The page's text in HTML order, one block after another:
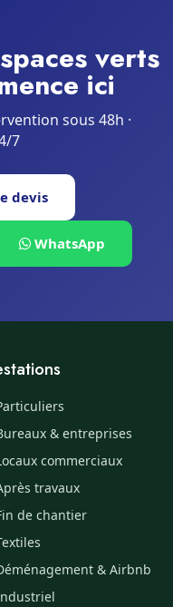
verts
ici
sous 48h ·
7
devis
WhatsApp
& entreprises
commerciaux
travaux
de chantier
& Airbnb